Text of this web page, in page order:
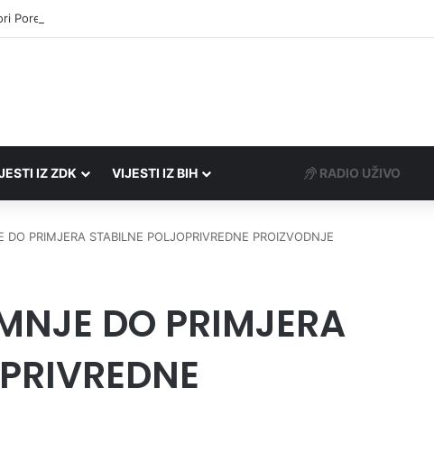
Porezne uprave FBiH na području ZDK izvršili 24 inspekcijska nadzora
IZ ZDK VIJESTI IZ BIH RADIO UŽIVO
PRIMJERA STABILNE POLJOPRIVREDNE PROIZVODNJE
DO PRIMJERA